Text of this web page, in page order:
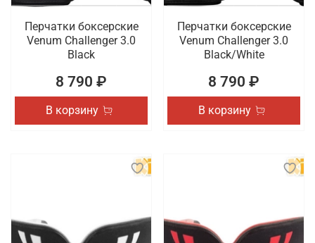
Перчатки боксерские
Venum Challenger 3.0
Black
8 790 ₽
В корзину
Перчатки боксерские
Venum Challenger 3.0
Black/White
8 790 ₽
В корзину